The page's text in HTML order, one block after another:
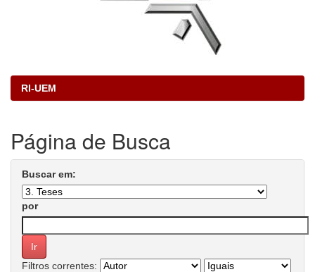
RI-UEM
Página de Busca
Buscar em:
por
Filtros correntes: